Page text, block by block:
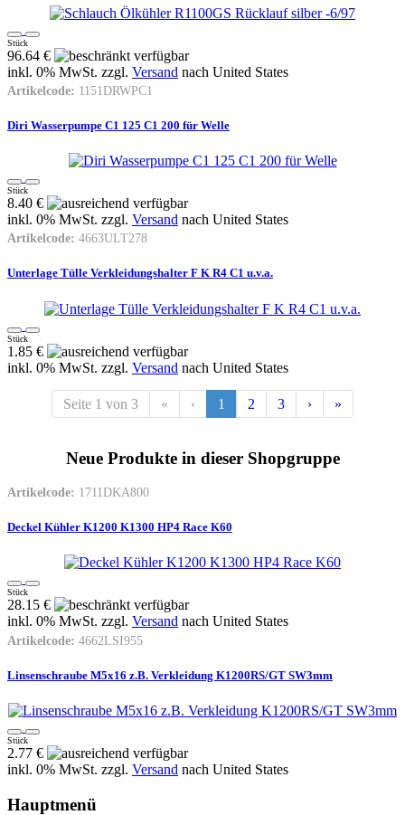
Stück
96.64 €
inkl. 0% MwSt. zzgl. Versand nach United States
Artikelcode: 1151DRWPC1
Diri Wasserpumpe C1 125 C1 200 für Welle
Stück
8.40 €
inkl. 0% MwSt. zzgl. Versand nach United States
Artikelcode: 4663ULT278
Unterlage Tülle Verkleidungshalter F K R4 C1 u.v.a.
Stück
1.85 €
inkl. 0% MwSt. zzgl. Versand nach United States
Seite 1 von 3 « ‹ 1 2 3 › »
Neue Produkte in dieser Shopgruppe
Artikelcode: 1711DKA800
Deckel Kühler K1200 K1300 HP4 Race K60
Stück
28.15 €
inkl. 0% MwSt. zzgl. Versand nach United States
Artikelcode: 4662LSI955
Linsenschraube M5x16 z.B. Verkleidung K1200RS/GT SW3mm
Stück
2.77 €
inkl. 0% MwSt. zzgl. Versand nach United States
Hauptmenü